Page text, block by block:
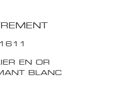
1611
EN OR
BLANC